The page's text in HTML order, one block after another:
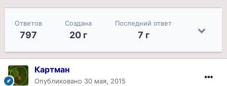
Ответов
797
Создана
20 г
Последний ответ
7 г
Картман
Опубликовано 30 мая, 2015